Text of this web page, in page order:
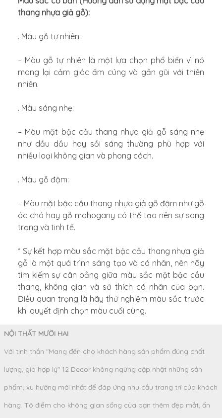
thang nhựa giả gỗ):
. Màu gỗ tự nhiên:
– Màu gỗ tự nhiên là một lựa chọn phổ biến vì nó
mang lại cảm giác ấm cúng và gần gũi với thiên
nhiên.
. Màu sáng nhẹ:
– Màu mặt bậc cầu thang nhựa giả gỗ sáng nhẹ
như dầu dầu hay sồi sáng thường phù hợp với
nhiều loại không gian và phong cách.
. Màu gỗ đậm:
– Màu mặt bậc cầu thang nhựa giả gỗ đậm như gỗ
óc chó hay gỗ mahogany có thể tạo nên sự sang
trọng và tinh tế.
* Sự kết hợp màu sắc mặt bậc cầu thang nhựa giả
gỗ là một quá trình sáng tạo và cá nhân, nên hãy
tìm kiếm sự cân bằng giữa màu sắc mặt bậc cầu
thang, không gian và sở thích cá nhân của bạn.
Điều quan trọng là hãy thử nghiệm màu sắc trước
khi quyết định chọn màu cuối cùng.
NỘI THẤT MƯỜI HAI
Với tinh thần "Mang đến cho khách hàng sản phẩm đúng chất
lượng, giá hợp lý" 12 Decor không ngừng cập nhật những sản
phẩm, xu hướng mới nhất để đáp ứng nhu cầu trang trí của khách
hàng. Tô điểm cho không gian sống của bạn thêm đẹp mắt, ấn